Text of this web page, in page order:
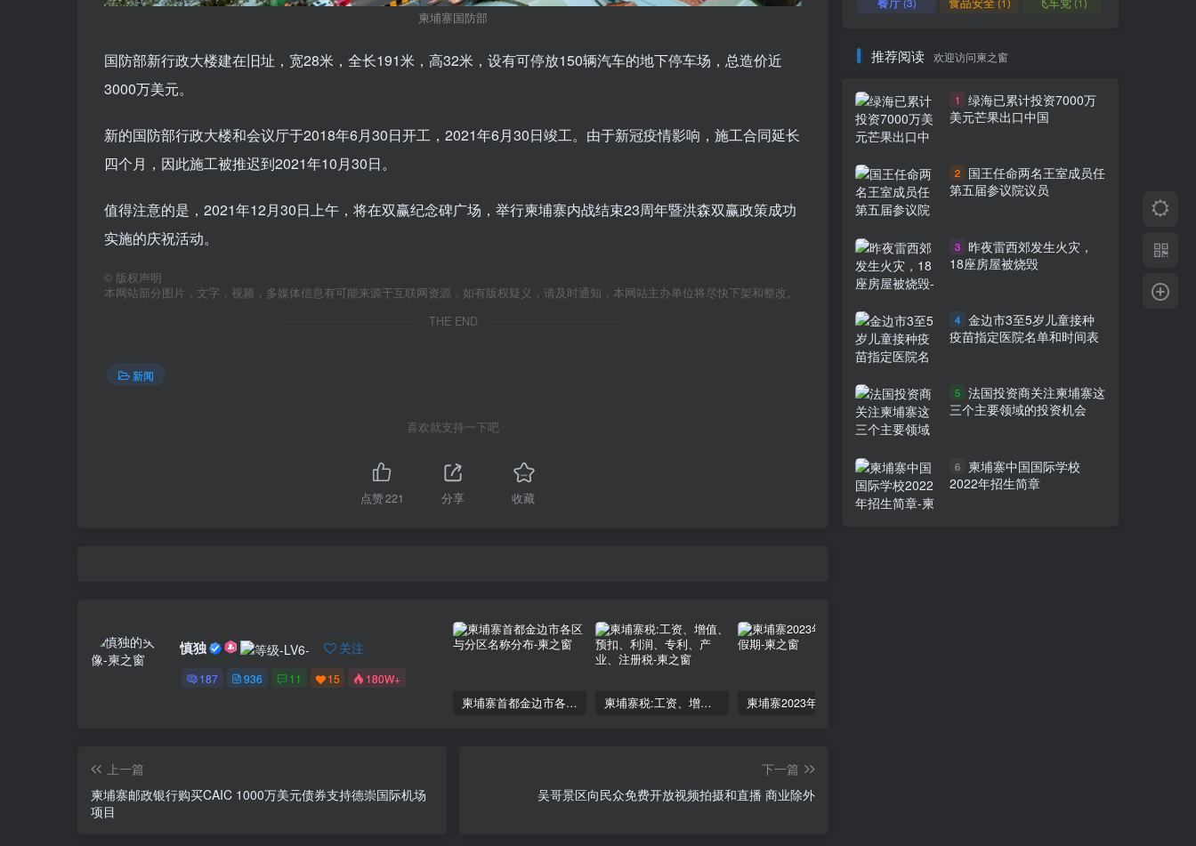
柬埔寨国防部
国防部新行政大楼建在旧址，宽28米，全长191米，高32米，设有可停放150辆汽车的地下停车场，总造价近
3000万美元。
新的国防部行政大楼和会议厅于2018年6月30日开工，2021年6月30日竣工。由于新冠疫情影响，施工合同延长
四个月，因此施工被推迟到2021年10月30日。
值得注意的是，2021年12月30日上午，将在双赢纪念碑广场，举行柬埔寨内战结束23周年暨洪森双赢政策成功
实施的庆祝活动。
© 版权声明
本网站部分图片，文字，视频，多媒体信息有可能来源于互联网资源，如有版权疑义，请及时通知，本网站主办单位将尽快下架和整改。
THE END
新闻
喜欢就支持一下吧
点赞221 分享 收藏
慎独 关注
187 936 11 15 180W+
柬埔寨首都金边市各区与分区名称分布 柬埔寨税:工资、增值、预扣、利润、专利、产业、注册税
上一篇
柬埔寨邮政银行购买CAIC 1000万美元债券支持德崇国际机场
项目
下一篇
吴哥景区向民众免费开放视频拍摄和直播 商业除外
推荐阅读 欢迎访问柬之窗
1
绿海已累计投资7000万
美元芒果出口中国
2
国王任命两名王室成员任
第五届参议院议员
3 昨夜雷西郊发生火灾，
18座房屋被烧毁
4 金边市3至5岁儿童接种
疫苗指定医院名单和时间表
5 法国投资商关注柬埔寨这
三个主要领域的投资机会
6
柬埔寨中国国际学校
2022年招生简章